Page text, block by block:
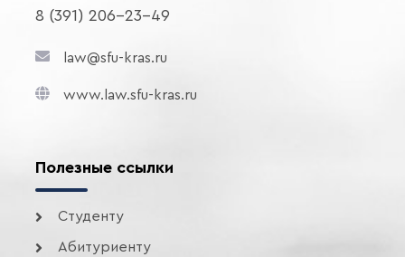
8 (391) 206-23-49
law@sfu-kras.ru
www.law.sfu-kras.ru
Полезные ссылки
Студенту
Абитуриенту